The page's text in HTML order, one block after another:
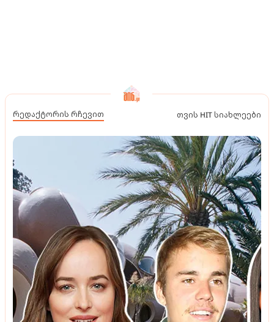
რედაქტორის რჩევით თვის HIT სიახლეები